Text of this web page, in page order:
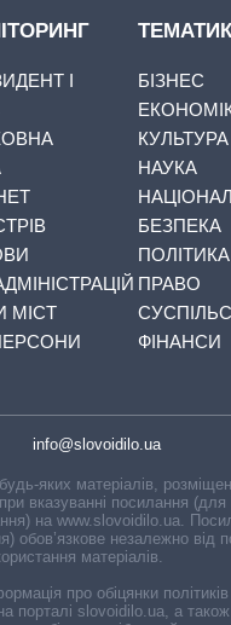
І
МІСТ
БІЗНЕС
КУЛЬТУРА
НАУКА
БЕЗПЕКА
ПОЛІТИКА
ПРАВО
ФІНАНСИ
info@slovoidilo.ua
яких матеріалів,
вказуванні посилання (для
на www.slovoidilo.ua.
обов’язкове незалежно від
матеріалів.
про обіцянки політиків
порталі slovoidilo.ua, а також